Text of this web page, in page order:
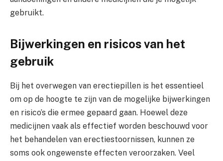
gebruikt.
Bijwerkingen en risicos van het
gebruik
Bij het overwegen van erectiepillen is het essentieel
om op de hoogte te zijn van de mogelijke bijwerkingen
en risico’s die ermee gepaard gaan. Hoewel deze
medicijnen vaak als effectief worden beschouwd voor
het behandelen van erectiestoornissen, kunnen ze
soms ook ongewenste effecten veroorzaken. Veel